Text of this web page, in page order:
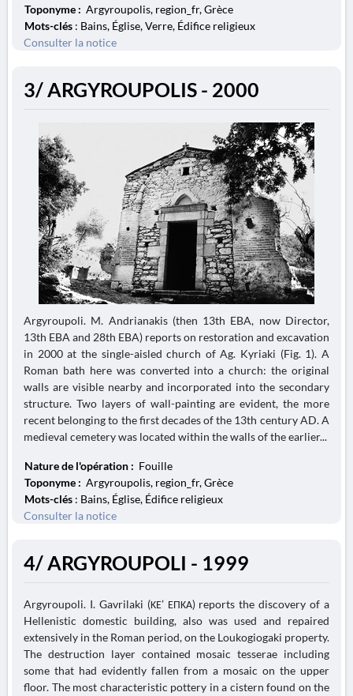
Toponyme : Argyroupolis, region_fr, Grèce
Mots-clés : Bains, Église, Verre, Édifice religieux
Consulter la notice
3/ ARGYROUPOLIS - 2000
Argyroupoli. M. Andrianakis (then 13th EBA, now Director,
13th EBA and 28th EBA) reports on restoration and excavation
in 2000 at the single-aisled church of Ag. Kyriaki (Fig. 1). A
Roman bath here was converted into a church: the original
walls are visible nearby and incorporated into the secondary
structure. Two layers of wall-painting are evident, the more
recent belonging to the first decades of the 13th century AD. A
medieval cemetery was located within the walls of the earlier...
Nature de l'opération : Fouille
Toponyme : Argyroupolis, region_fr, Grèce
Mots-clés : Bains, Église, Édifice religieux
Consulter la notice
4/ ARGYROUPOLI - 1999
Argyroupoli. I. Gavrilaki (ΚΕ’ ΕΠΚΑ) reports the discovery of a
Hellenistic domestic building, also was used and repaired
extensively in the Roman period, on the Loukogiogaki property.
The destruction layer contained mosaic tesserae including
some that had evidently fallen from a mosaic on the upper
floor. The most characteristic pottery in a cistern found on the